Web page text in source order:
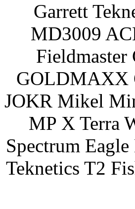
Garrett
MD3009
GOLDMAXX
JOKR Mikel
MP X Terra
Spectrum
Teknetics T2